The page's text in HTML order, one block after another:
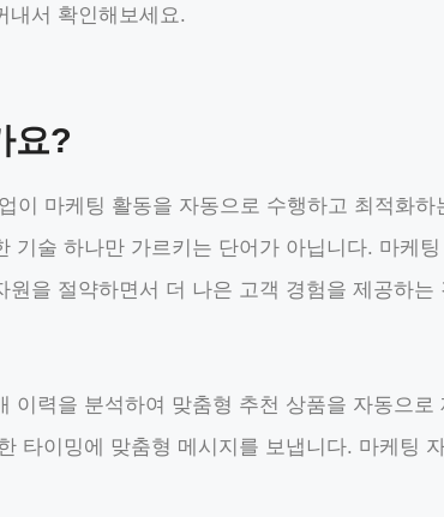
내서 확인해보세요.
요?
이 마케팅 활동을 자동으로 수행하고 최적화하
기술 하나만 가르키는 단어가 아닙니다. 마케
을 절약하면서 더 나은 고객 경험을 제공하는
이력을 분석하여 맞춤형 추천 상품을 자동으로
타이밍에 맞춤형 메시지를 보냅니다. 마케팅